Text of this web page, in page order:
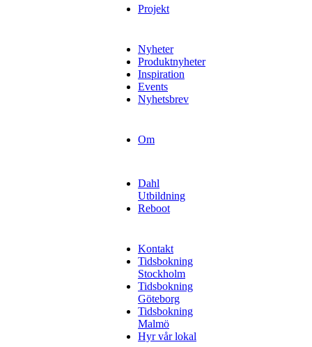
Projekt
Nyheter
Produktnyheter
Inspiration
Events
Nyhetsbrev
Om
Dahl
Utbildning
Reboot
Kontakt
Tidsbokning
Stockholm
Tidsbokning
Göteborg
Tidsbokning
Malmö
Hyr vår lokal